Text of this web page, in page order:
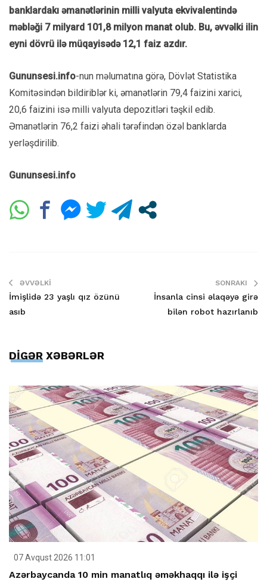
banklardakı əmanətlərinin milli valyuta ekvivalentində
məbləği 7 milyard 101,8 milyon manat olub. Bu, əvvəlki ilin
eyni dövrü ilə müqayisədə 12,1 faiz azdır.
Gununsesi.info-nun məlumatına görə, Dövlət Statistika
Komitəsindən bildiriblər ki, əmanətlərin 79,4 faizini xarici,
20,6 faizini isə milli valyuta depozitləri təşkil edib.
Əmanətlərin 76,2 faizi əhali tərəfindən özəl banklarda
yerləşdirilib.
Gununsesi.info
ƏVVƏLKI
İmişlidə 23 yaşlı qız özünü
asıb
SONRAKI
İnsanla cinsi əlaqəyə girə
bilən robot hazırlanıb
DİGƏR XƏBƏRLƏR
07 Avqust 2026 11:01
Azərbaycanda 10 min manatlıq əməkhaqqı ilə işçi